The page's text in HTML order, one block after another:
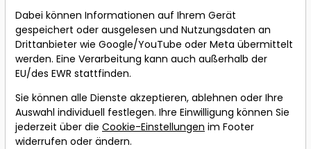
So baut man das
perfekte Depot mit
Künstliche
Intelligenz-Aktien!
Referent:Simon
Betschinger
Dabei können Informationen auf Ihrem Gerät
gespeichert oder ausgelesen und Nutzungsdaten an
Drittanbieter wie Google/YouTube oder Meta übermittelt
werden. Eine Verarbeitung kann auch außerhalb der
EU/des EWR stattfinden.
Sie können alle Dienste akzeptieren, ablehnen oder Ihre
Auswahl individuell festlegen. Ihre Einwilligung können Sie
jederzeit über die Cookie-Einstellungen im Footer
widerrufen oder ändern.